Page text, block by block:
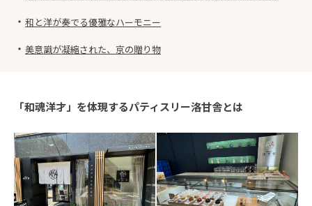
・ 和と洋が奏でる優雅なハーモニー
・ 美意識が凝縮された、京の贈り物
「和魂洋才」を体現するパティスリー洛甘舎とは